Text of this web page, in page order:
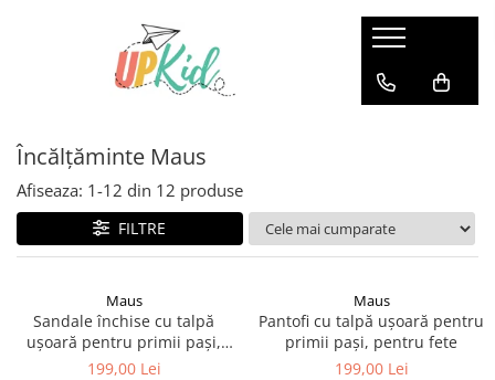
Pentru iarnă
Ghete
Încălțăminte Maus
Afiseaza: 1-12 din 12 produse
FILTRE
Maus
Sandale închise cu talpă
ușoară pentru primii pași,
pentru băieți
199,00 Lei
Maus
Pantofi cu talpă ușoară pentru
primii pași, pentru fete
199,00 Lei